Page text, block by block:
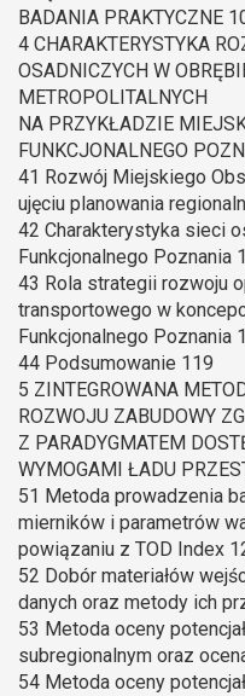
BADANIA PRAKTYCZNE
4 CHARAKTERYSTYKA
OSADNICZYCH W
METROPOLITALNYCH
NA PRZYKŁADZIE
FUNKCJONALNEGO
41 Rozwój Miejskiego
ujęciu planowania
42 Charakterystyka sieci
Funkcjonalnego Poznania
43 Rola strategii rozwoju
transportowego w
Funkcjonalnego Poznania
44 Podsumowanie 119
5 ZINTEGROWANA
ROZWOJU ZABUDOWY
Z PARADYGMATEM
WYMOGAMI ŁADU
51 Metoda prowadzenia
mierników i parametrów
powiązaniu z TOD Index
52 Dobór materiałów
danych oraz metody ich
53 Metoda oceny
subregionalnym oraz
54 Metoda oceny